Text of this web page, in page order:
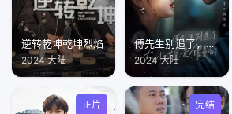
逆转乾坤乾坤烈焰
2024 大陆
傅先生别追了，大小姐是假的
2024 大陆
正片 完结